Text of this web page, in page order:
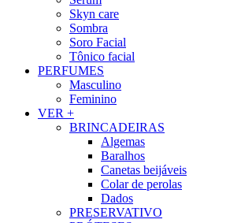
Skyn care
Sombra
Soro Facial
Tônico facial
PERFUMES
Masculino
Feminino
VER +
BRINCADEIRAS
Algemas
Baralhos
Canetas beijáveis
Colar de perolas
Dados
PRESERVATIVO